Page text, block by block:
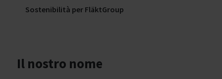
Sostenibilità per FläktGroup
Il nostro nome